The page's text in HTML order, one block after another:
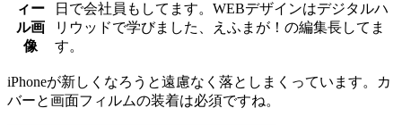
日で会社員もしてます。WEBデザインはデジタルハ
リウッドで学びました、えふまが！の編集長してま
す。
iPhoneが新しくなろうと遠慮なく落としまくっています。カ
バーと画面フィルムの装着は必須ですね。